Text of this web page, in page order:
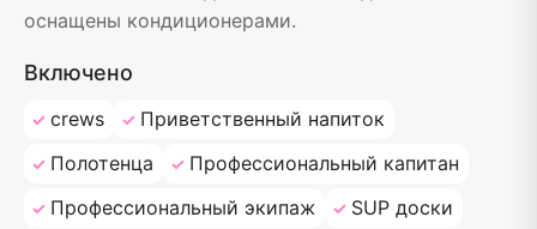
оснащены кондиционерами.
Включено
crews
Приветственный напиток
Полотенца
Профессиональный капитан
Профессиональный экипаж
SUP доски